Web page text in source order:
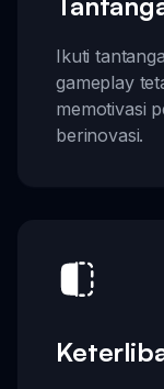
Ikuti
gameplay
memotivasi
berinovasi.